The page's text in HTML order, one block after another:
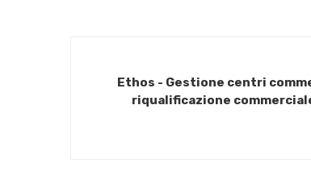
Ethos - Gestione centri
riqualificazione